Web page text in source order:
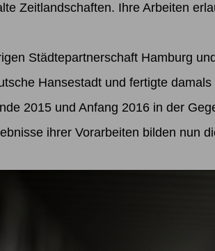
Zeitlandschaften. Ihre Arbeiten
Städtepartnerschaft Hamburg
Hansestadt und fertigte
2015 und Anfang 2016 in der
ihrer Vorarbeiten bilden nun